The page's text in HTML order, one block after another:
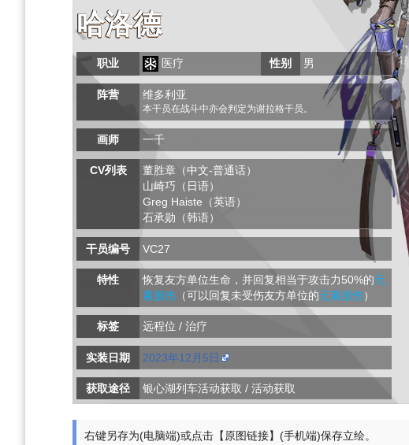
哈洛德
职业 医疗 性别 男
阵营 维多利亚
本干员在战斗中亦会判定为谢拉格干员。
画师 一千
CV列表
董胜章（中文-普通话）
山崎巧（日语）
Greg Haiste（英语）
石承勋（韩语）
干员编号 VC27
特性 恢复友方单位生命，并回复相当于攻击力50%的元
素损伤 （可以回复未受伤友方单位的元素损伤）
标签 远程位 / 治疗
实装日期 2023年12月5日
获取途径 银心湖列车活动获取 / 活动获取
右键另存为(电脑端)或点击【原图链接】(手机端)保存立绘。